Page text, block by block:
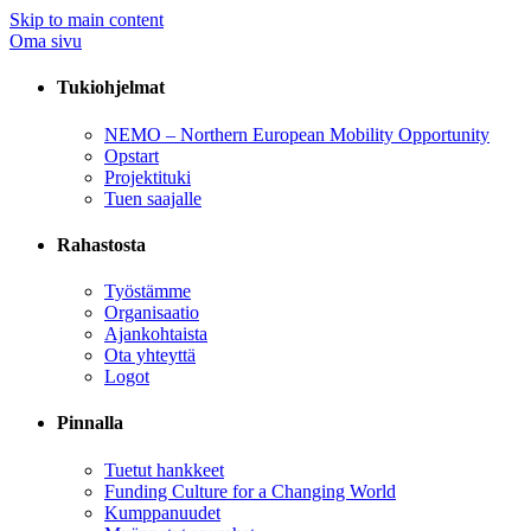
Skip to main content
Oma sivu
Tukiohjelmat
NEMO – Northern European Mobility Opportunity
Opstart
Projektituki
Tuen saajalle
Rahastosta
Työstämme
Organisaatio
Ajankohtaista
Ota yhteyttä
Logot
Pinnalla
Tuetut hankkeet
Funding Culture for a Changing World
Kumppanuudet